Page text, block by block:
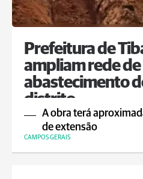
Prefeitura de
ampliam rede de
abastecimento
distrito
A obra terá
de extensão
CAMPOS GERAIS